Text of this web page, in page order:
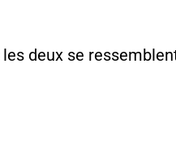
deux se